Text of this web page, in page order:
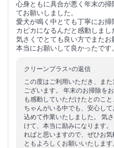
心身ともに具合が悪く年末の掃
てお願いしました。
愛犬が鳴く中とても丁寧にお
カピカになるんだと感動しまし
気さくでとても良い方でまたお
本当にお願いして良かったです
クリーンプラス+の返信
この度はご利用いただき、ま
ございます。 年末のお掃除を
も感動していただけたとのこ
ちゃんがいる中でも、安心し
込めて作業いたしました。 気
けて、本当に励みになります
ればと思いますので、ぜひお
ともよろしくお願いいたします